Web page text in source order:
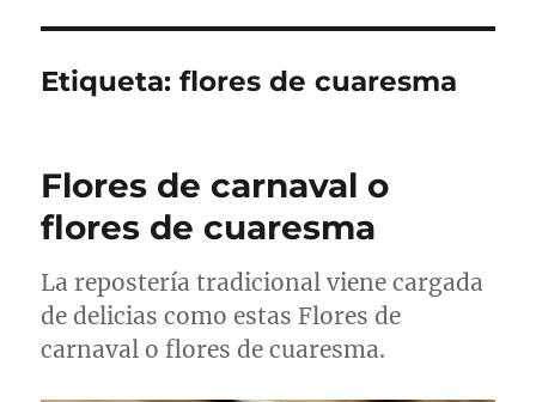
Etiqueta:flores de cuaresma
Flores de carnaval o
flores de cuaresma
La repostería tradicional viene cargada
de delicias como estas Flores de
carnaval o flores de cuaresma.